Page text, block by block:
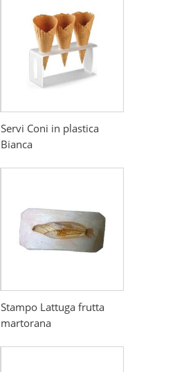
Servi Coni in plastica
Bianca
Stampo Lattuga frutta
martorana